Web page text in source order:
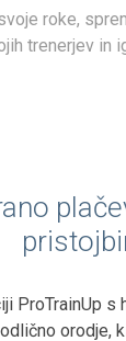
roke,
trenerjev in
ProTrainUp
orodje,